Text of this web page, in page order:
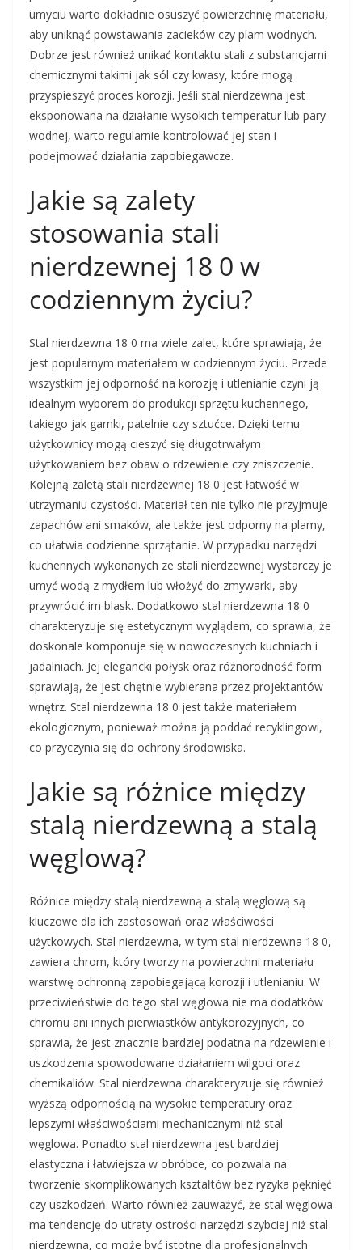
umyciu warto dokładnie osuszyć powierzchnię materiału,
aby uniknąć powstawania zacieków czy plam wodnych.
Dobrze jest również unikać kontaktu stali z substancjami
chemicznymi takimi jak sól czy kwasy, które mogą
przyspieszyć proces korozji. Jeśli stal nierdzewna jest
eksponowana na działanie wysokich temperatur lub pary
wodnej, warto regularnie kontrolować jej stan i
podejmować działania zapobiegawcze.
Jakie są zalety
stosowania stali
nierdzewnej 18 0 w
codziennym życiu?
Stal nierdzewna 18 0 ma wiele zalet, które sprawiają, że
jest popularnym materiałem w codziennym życiu. Przede
wszystkim jej odporność na korozję i utlenianie czyni ją
idealnym wyborem do produkcji sprzętu kuchennego,
takiego jak garnki, patelnie czy sztućce. Dzięki temu
użytkownicy mogą cieszyć się długotrwałym
użytkowaniem bez obaw o rdzewienie czy zniszczenie.
Kolejną zaletą stali nierdzewnej 18 0 jest łatwość w
utrzymaniu czystości. Materiał ten nie tylko nie przyjmuje
zapachów ani smaków, ale także jest odporny na plamy,
co ułatwia codzienne sprzątanie. W przypadku narzędzi
kuchennych wykonanych ze stali nierdzewnej wystarczy je
umyć wodą z mydłem lub włożyć do zmywarki, aby
przywrócić im blask. Dodatkowo stal nierdzewna 18 0
charakteryzuje się estetycznym wyglądem, co sprawia, że
doskonale komponuje się w nowoczesnych kuchniach i
jadalniach. Jej elegancki połysk oraz różnorodność form
sprawiają, że jest chętnie wybierana przez projektantów
wnętrz. Stal nierdzewna 18 0 jest także materiałem
ekologicznym, ponieważ można ją poddać recyklingowi,
co przyczynia się do ochrony środowiska.
Jakie są różnice między
stalą nierdzewną a stalą
węglową?
Różnice między stalą nierdzewną a stalą węglową są
kluczowe dla ich zastosowań oraz właściwości
użytkowych. Stal nierdzewna, w tym stal nierdzewna 18 0,
zawiera chrom, który tworzy na powierzchni materiału
warstwę ochronną zapobiegającą korozji i utlenianiu. W
przeciwieństwie do tego stal węglowa nie ma dodatków
chromu ani innych pierwiastków antykorozyjnych, co
sprawia, że jest znacznie bardziej podatna na rdzewienie i
uszkodzenia spowodowane działaniem wilgoci oraz
chemikaliów. Stal nierdzewna charakteryzuje się również
wyższą odpornością na wysokie temperatury oraz
lepszymi właściwościami mechanicznymi niż stal
węglowa. Ponadto stal nierdzewna jest bardziej
elastyczna i łatwiejsza w obróbce, co pozwala na
tworzenie skomplikowanych kształtów bez ryzyka pęknięć
czy uszkodzeń. Warto również zauważyć, że stal węglowa
ma tendencję do utraty ostrości narzędzi szybciej niż stal
nierdzewna, co może być istotne dla profesjonalnych